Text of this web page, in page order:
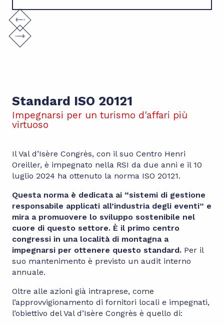
Standard ISO 20121
Impegnarsi per un turismo d'affari più
virtuoso
Il Val d’Isère Congrès, con il suo Centro Henri
Oreiller, è impegnato nella RSI da due anni e il 10
luglio 2024 ha ottenuto la norma ISO 20121.
Questa norma è dedicata ai “sistemi di gestione
responsabile applicati all’industria degli eventi” e
mira a promuovere lo sviluppo sostenibile nel
cuore di questo settore. È il primo centro
congressi in una località di montagna a
impegnarsi per ottenere questo standard. Per il
suo mantenimento è previsto un audit interno
annuale.
Oltre alle azioni già intraprese, come
l’approvvigionamento di fornitori locali e impegnati,
l’obiettivo del Val d’Isère Congrès è quello di: